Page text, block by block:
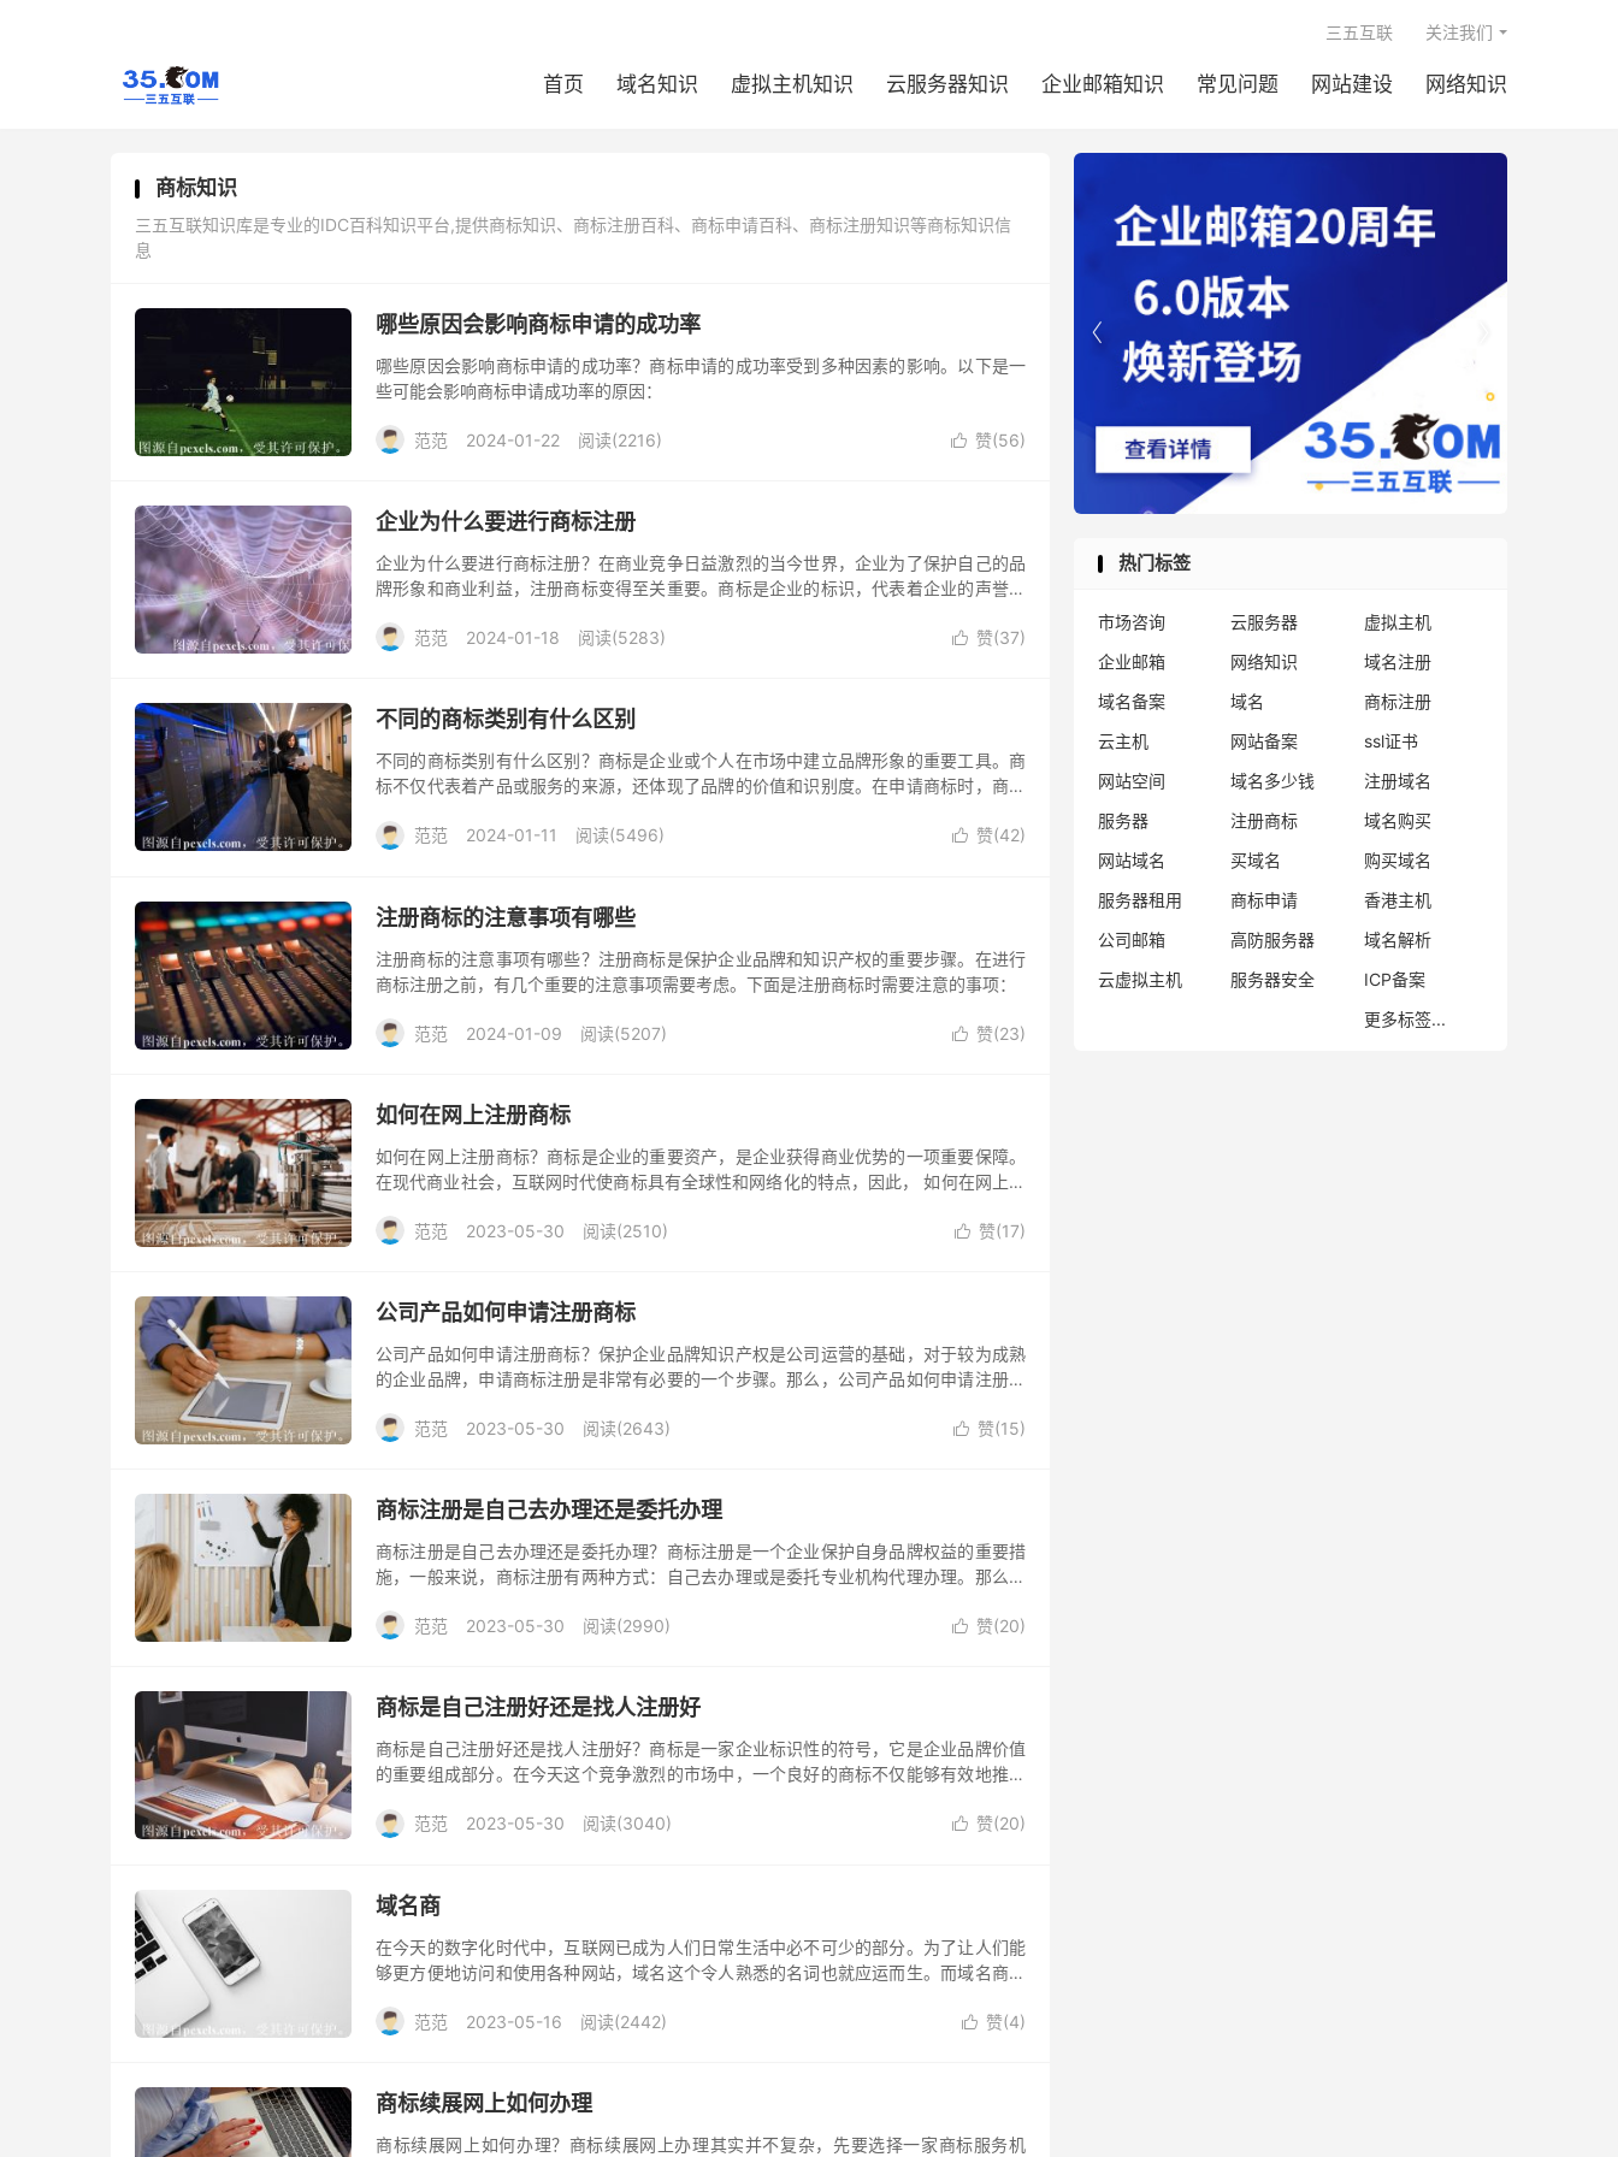
首页 域名知识 虚拟主机知识 云服务器知识 企业邮箱知识 常见问题 网站建设 网络知识
三五互联 关注我们
商标知识
三五互联知识库是专业的IDC百科知识平台,提供商标知识、商标注册百科、商标申请百科、商标注册知识等商标知识信
息
哪些原因会影响商标申请的成功率
哪些原因会影响商标申请的成功率？商标申请的成功率受到多种因素的影响。以下是一
些可能会影响商标申请成功率的原因：
范范 2024-01-22 阅读(2216)  赞(56)
企业为什么要进行商标注册
企业为什么要进行商标注册？在商业竞争日益激烈的当今世界，企业为了保护自己的品
牌形象和商业利益，注册商标变得至关重要。商标是企业的标识，代表着企业的声誉、
册的几个重要原因。
范范 2024-01-18 阅读(5283)  赞(37)
不同的商标类别有什么区别
不同的商标类别有什么区别？商标是企业或个人在市场中建立品牌形象的重要工具。商
标不仅代表着产品或服务的来源，还体现了品牌的价值和识别度。在申请商标时，商标
同的分类体系。了解不同的商标类别有助于企业或个人选择适当的分类，确保商标的保
范范 2024-01-11 阅读(5496)  赞(42)
注册商标的注意事项有哪些
注册商标的注意事项有哪些？注册商标是保护企业品牌和知识产权的重要步骤。在进行
商标注册之前，有几个重要的注意事项需要考虑。下面是注册商标时需要注意的事项：
范范 2024-01-09 阅读(5207)  赞(23)
如何在网上注册商标
如何在网上注册商标？商标是企业的重要资产，是企业获得商业优势的一项重要保障。
在现代商业社会，互联网时代使商标具有全球性和网络化的特点，因此， 如何在网上注
骤。
范范 2023-05-30 阅读(2510)  赞(17)
公司产品如何申请注册商标
公司产品如何申请注册商标？保护企业品牌知识产权是公司运营的基础，对于较为成熟
的企业品牌，申请商标注册是非常有必要的一个步骤。那么，公司产品如何申请注册商
范范
2023-05-30 阅读(2643)  赞(15)
商标注册是自己去办理还是委托办理
商标注册是自己去办理还是委托办理？商标注册是一个企业保护自身品牌权益的重要措
施，一般来说，商标注册有两种方式：自己去办理或是委托专业机构代理办理。那么，
范范
2023-05-30 阅读(2990)  赞(20)
商标是自己注册好还是找人注册好
商标是自己注册好还是找人注册好？商标是一家企业标识性的符号，它是企业品牌价值
的重要组成部分。在今天这个竞争激烈的市场中，一个良好的商标不仅能够有效地推广
要考虑自己是自己注册好还是找人注册好。
范范 2023-05-30 阅读(3040)  赞(20)
域名商
在今天的数字化时代中，互联网已成为人们日常生活中必不可少的部分。为了让人们能
够更方便地访问和使用各种网站，域名这个令人熟悉的名词也就应运而生。而域名商则
名商通常都是ICANN、CNNIC认证的服务商，能够向用户提供合法有效的域名服务。
范范 2023-05-16 阅读(2442)  赞(4)
商标续展网上如何办理
商标续展网上如何办理？商标续展网上办理其实并不复杂，先要选择一家商标服务机

热门标签
市场咨询 云服务器
虚拟主机
企业邮箱
网络知识
域名注册
域名备案
域名
商标注册
云主机
网站备案
ssl证书
网站空间
域名多少钱
注册域名
服务器
注册商标
域名购买
网站域名
买域名
购买域名
服务器租用
商标申请
香港主机
公司邮箱
高防服务器
域名解析
云虚拟主机
服务器安全
ICP备案
更多标签...